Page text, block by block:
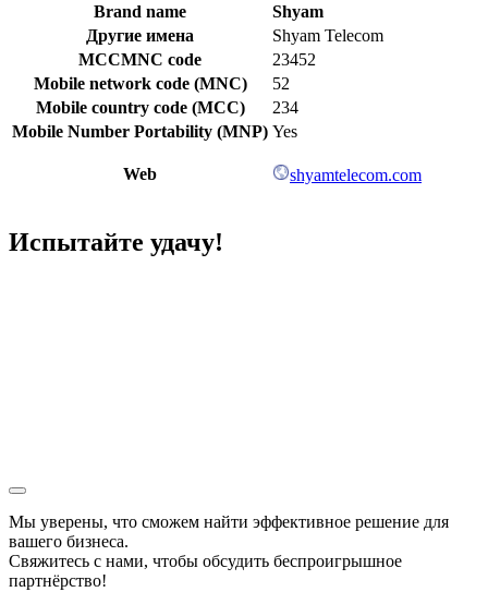
Brand name
Shyam
Другие имена
Shyam Telecom
MCCMNC code
23452
Mobile network code (MNC)
52
Mobile country code (MCC)
234
Mobile Number Portability (MNP) Yes
Web shyamtelecom.com
Испытайте удачу!
Мы уверены, что сможем найти эффективное решение для
вашего бизнеса.
Свяжитесь с нами, чтобы обсудить беспроигрышное
партнёрство!